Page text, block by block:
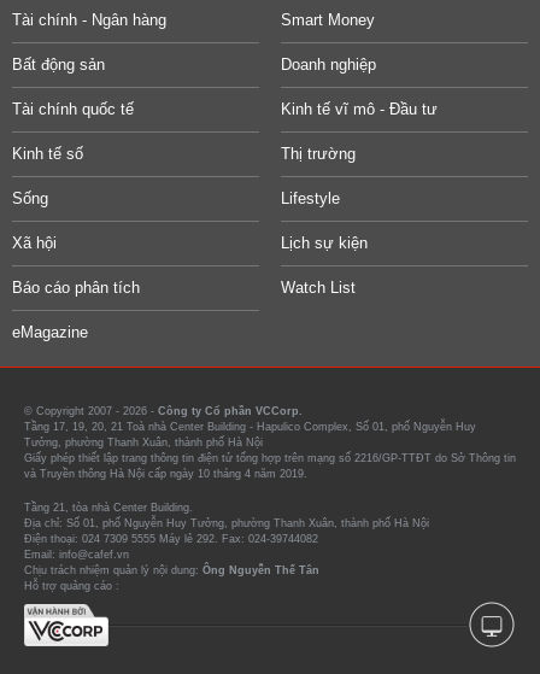
Tài chính - Ngân hàng Smart Money
Bất động sản Doanh nghiệp
Tài chính quốc tế Kinh tế vĩ mô - Đầu tư
Kinh tế số Thị trường
Sống Lifestyle
Xã hội Lịch sự kiện
Báo cáo phân tích Watch List
eMagazine
© Copyright 2007 - 2026 - Công ty Cổ phần VCCorp.
Tầng 17, 19, 20, 21 Toà nhà Center Building - Hapulico Complex, Số 01, phố Nguyễn Huy
Tưởng, phường Thanh Xuân, thành phố Hà Nội
Giấy phép thiết lập trang thông tin điện tử tổng hợp trên mạng số 2216/GP-TTĐT do Sở Thông tin
và Truyền thông Hà Nội cấp ngày 10 tháng 4 năm 2019.
Tầng 21, tòa nhà Center Building.
Địa chỉ: Số 01, phố Nguyễn Huy Tưởng, phường Thanh Xuân, thành phố Hà Nội
Điện thoại: 024 7309 5555 Máy lẻ 292. Fax: 024-39744082
Email: info@cafef.vn
Chịu trách nhiệm quản lý nội dung: Ông Nguyễn Thế Tân
Hỗ trợ quảng cáo :